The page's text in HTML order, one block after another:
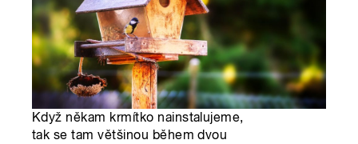
Když někam krmítko nainstalujeme,
tak se tam většinou během dvou